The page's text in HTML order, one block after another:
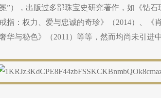
”），出版过多部珠宝史研究著作，如《钻石
戒指：权力、爱与忠诚的奇珍》（2014）、
华与秘色》（2011）等等，然而均尚未引进